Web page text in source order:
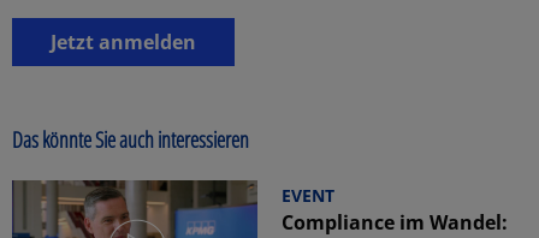
Jetzt anmelden
Das könnte Sie auch interessieren
EVENT
Compliance im Wandel: